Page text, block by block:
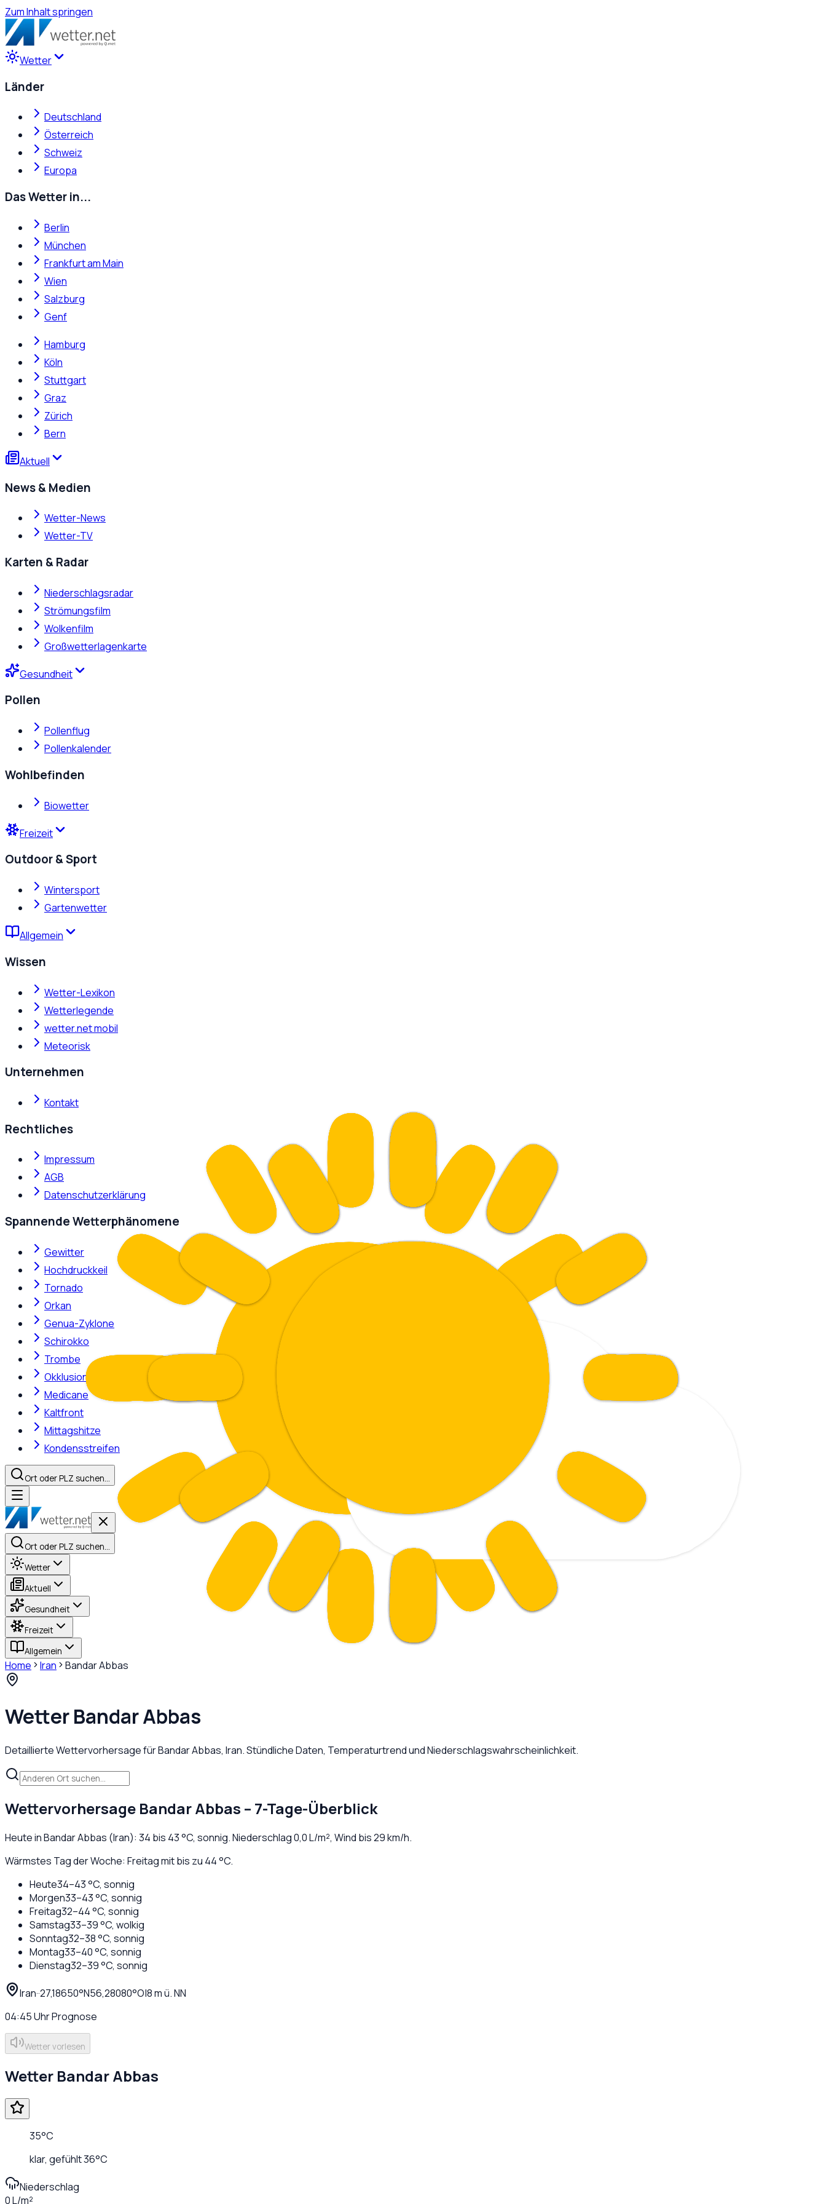
Zum Inhalt springen
Wetter
Länder
Deutschland
Österreich
Schweiz
Europa
Das Wetter in...
Berlin
München
Frankfurt am Main
Wien
Salzburg
Genf
Hamburg
Köln
Stuttgart
Graz
Zürich
Bern
Aktuell
News & Medien
Wetter-News
Wetter-TV
Karten & Radar
Niederschlagsradar
Strömungsfilm
Wolkenfilm
Großwetterlagenkarte
Gesundheit
Pollen
Pollenflug
Pollenkalender
Wohlbefinden
Biowetter
Freizeit
Outdoor & Sport
Wintersport
Gartenwetter
Allgemein
Wissen
Wetter-Lexikon
Wetterlegende
wetter.net mobil
Meteorisk
Unternehmen
Kontakt
Rechtliches
Impressum
AGB
Datenschutzerklärung
Spannende Wetterphänomene
Gewitter
Hochdruckkeil
Tornado
Orkan
Genua-Zyklone
Schirokko
Trombe
Okklusion
Medicane
Kaltfront
Mittagshitze
Kondensstreifen
Ort oder PLZ suchen…
Ort oder PLZ suchen…
Wetter
Aktuell
Gesundheit
Freizeit
Allgemein
Home Iran Bandar Abbas
WetterBandar Abbas
Detaillierte Wettervorhersage fürBandar Abbas, Iran. Stündliche Daten, Temperaturtrend und Niederschlagswahrscheinlichkeit.
Wettervorhersage Bandar Abbas – 7-Tage-Überblick
Heute inBandar Abbas (Iran): 34 bis 43°C, sonnig. Niederschlag0,0L/m², Wind bis29km/h.
Wärmstes Tag der Woche: Freitag mit bis zu 44 °C.
Heute34–43°C, sonnig
Morgen33–43°C, sonnig
Freitag32–44°C, sonnig
Samstag33–39°C, wolkig
Sonntag32–38°C, sonnig
Montag33–40°C, sonnig
Dienstag32–39°C, sonnig
Iran··27,18650°N56,28080°O|8m ü. NN
04:45UhrPrognose
Wetter vorlesen
Wetter Bandar Abbas
35°C
klar, gefühlt36°C
Niederschlag
0 L/m²